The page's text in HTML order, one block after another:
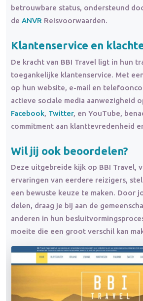
betrouwbare status, ondersteund
de ANVR Reisvoorwaarden.
Klantenservice en
De kracht van BBI Travel ligt in hun
toegankelijke klantenservice. Met
op hun website, e-mail en
actieve sociale media aanwezigheid
Facebook, Twitter, en YouTube,
commitment aan klanttevredenheid
Wil jij ook beoordelen?
Deze uitgebreide kijk op BBI Travel,
ervaringen van eerdere reizigers,
een bewuste keuze te maken. Door
delen, draag je bij aan de
anderen in hun
moeite die een groot verschil kan